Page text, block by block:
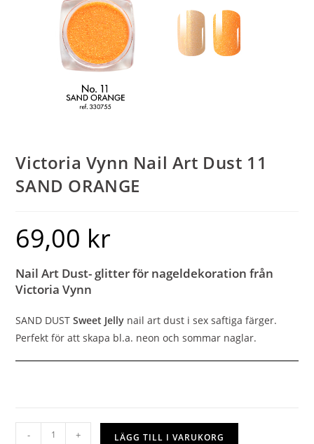
Victoria Vynn Nail Art Dust 11
SAND ORANGE
69,00 kr
Nail Art Dust- glitter för nageldekoration från
Victoria Vynn
SAND DUSTSweet Jelly nail art dust i sex saftiga färger.
Perfekt för att skapa bl.a. neon och sommar naglar.
- + LÄGG TILL I VARUKORG